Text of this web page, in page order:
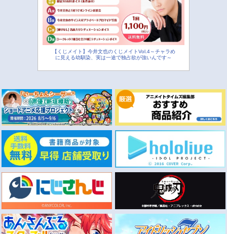
【くじメイト】今井文也のくじメイトVol.4～チャラめ
に見える幼馴染、実は一途で独占欲が強いんです～